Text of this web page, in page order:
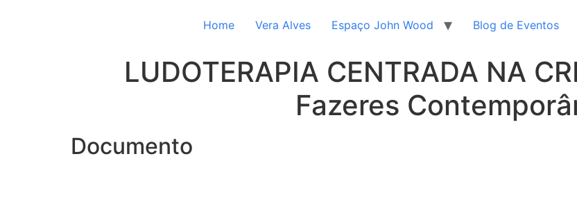
Home Vera Alves Espaço John Wood Blog de Eventos
LUDOTERAPIA CENTRADA NA
Fazeres
Documento